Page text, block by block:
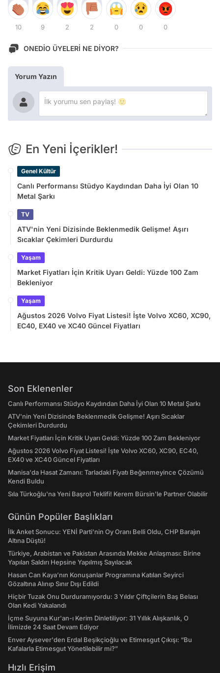
10 9 2 2 0 0 0
ONEDİO ÜYELERİ NE DİYOR?
Yorum Yazın
En Yeni İçerikler!
Genel Kültür
Canlı Performansı Stüdyo Kaydından Daha İyi Olan 10
Metal Şarkı
TV
ATV'nin Yeni Dizisinde Beklenmedik Gelişme! Aşırı
Sıcaklar Çekimleri Durdurdu
Yaşam
Market Fiyatları İçin Kritik Uyarı Geldi: Yüzde 100 Zam
Bekleniyor
Yaşam
Ağustos 2026 Volvo Fiyat Listesi! İşte Volvo XC60, XC90,
EC40, EX40 ve XC40 Güncel Fiyatları
Son Eklenenler
Canlı Performansı Stüdyo Kaydından Daha İyi Olan 10 Metal Şarkı
ATV'nin Yeni Dizisinde Beklenmedik Gelişme! Aşırı Sıcaklar
Çekimleri Durdurdu
Market Fiyatları İçin Kritik Uyarı Geldi: Yüzde 100 Zam Bekleniyor
Ağustos 2026 Volvo Fiyat Listesi! İşte Volvo XC60, XC90, EC40,
EX40 ve XC40 Güncel Fiyatları
Manisa'da Hasat Zamanı: Tarladaki Fiyatı Beğenmeyince Çözümü
Kendi Buldu
Sıla Türkoğlu'na Yeni Başrol Teklifi! Kerem Bürsin'le Partner Olabilir
Günün Popüler Başlıkları
İlk Anket Sonucu: YENİ Parti'nin Oy Oranı Belli Oldu, CHP Barajın
Altına Düştü!
Türkiye, Arabistan ve Pakistan Arasında Mekke Anlaşması: Birine
Yapılan Saldırı Hepsine Yapılmış Sayılacak
Hasan Can Kaya’nın Konuşanlar Programına Katılan Seyirci
Gözaltına Alınıp Sınır Dışı Edildi
Hiçbir Tuzak Onu Durduramıyordu: 3 Yıldır Çiftçilerin Baş Belası
Olan Kedi Yakalandı
İçme Suyuna Kur'an-ı Kerim Dinletiliyor: 31 Yıllık Alışkanlık, O
İlimizde 24 Saat Devam Ediyor
Enver Aysever'den Erdal Beşikçioğlu ve Etimesgut Çıkışı: “Bu
Kafalarla Etimesgut Yönetilebilir mi?”
Hızlı Erişim